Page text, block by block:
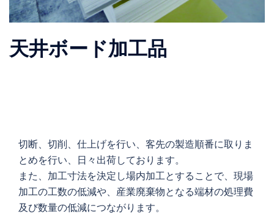
天井ボード加工品
切断、切削、仕上げを行い、客先の製造順番に取りま
とめを行い、日々出荷しております。
また、加工寸法を決定し場内加工とすることで、現場
加工の工数の低減や、産業廃棄物となる端材の処理費
及び数量の低減につながります。